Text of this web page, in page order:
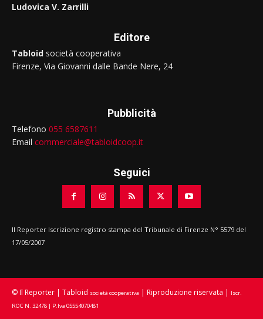
Ludovica V. Zarrilli
Editore
Tabloid società cooperativa
Firenze, Via Giovanni dalle Bande Nere, 24
Pubblicità
Telefono 055 6587611
Email commerciale@tabloidcoop.it
Seguici
Il Reporter Iscrizione registro stampa del Tribunale di Firenze N° 5579 del
17/05/2007
© Il Reporter | Tabloid società cooperativa | Riproduzione riservata | Iscr.
ROC N. 32478 | P.Iva 05554070481